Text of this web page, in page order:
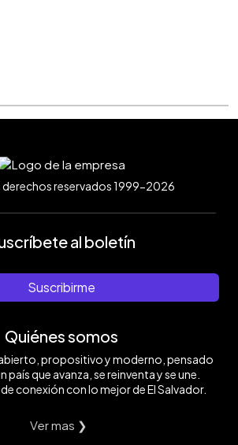
derechos reservados 1999-2026
al boletín
Suscribirme
Quiénes somos
propositivo y moderno, pensado
país que avanza, se reinventa y se une.
conexión con lo mejor de El Salvador.
Ver mas ❯